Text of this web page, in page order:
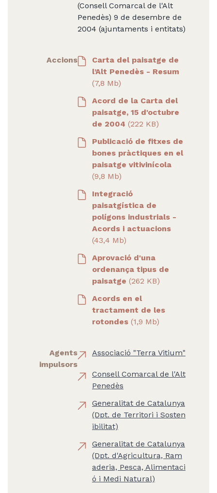
(Consell Comarcal de l'Alt
Penedès) 9 de desembre de
2004 (ajuntaments i entitats)
Accions
Carta del paisatge de
l’Alt Penedès - Resum
(7,8 Mb)
Acord de la Carta del
paisatge, 15 d'octubre
de 2004 (222 KB)
Publicació de fitxes de
bones pràctiques en el
paisatge vitivinícola
(9,8 Mb)
Integració
paisatgística de
polígons industrials -
Acords i actuacions
(43,4 Mb)
Aprovació d'una
ordenança tipus de
paisatge (262 KB)
Acords en el
tractament de les
rotondes (1,9 Mb)
Agents
impulsors
Associació "Terra Vitium"
Consell Comarcal de l'Alt
Penedès
Generalitat de Catalunya
(Dpt. de Territori i Sosten
ibilitat)
Generalitat de Catalunya
(Dpt. d'Agricultura, Ram
aderia, Pesca, Alimentaci
ó i Medi Natural)